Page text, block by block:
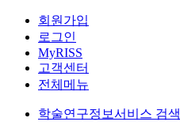
회원가입
로그인
MyRISS
고객센터
전체메뉴
학술연구정보서비스 검색